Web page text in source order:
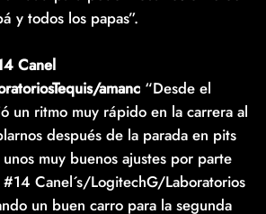
y todos los papas”.
Canel
amanc “Desde el
un ritmo muy rápido en la carrera al
después de la parada en pits
muy buenos ajustes por parte
Canel´s/LogitechG/Laboratorios
un buen carro para la segunda